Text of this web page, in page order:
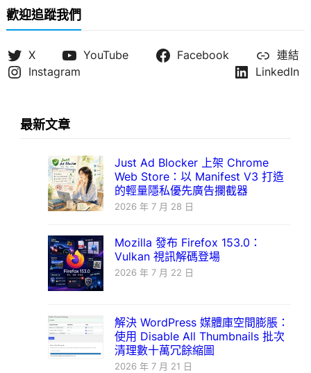
歡迎追蹤我們
X YouTube Facebook
連結
Instagram
LinkedIn
最新文章
Just Ad Blocker 上架 Chrome
Web Store：以 Manifest V3 打造
的輕量隱私優先廣告攔截器
2026 年 7 月 28 日
Mozilla 發布 Firefox 153.0：
Vulkan 視訊解碼登場
2026 年 7 月 22 日
解決 WordPress 媒體庫空間膨脹：
使用 Disable All Thumbnails 批次
清理數十萬冗餘縮圖
2026 年 7 月 21 日